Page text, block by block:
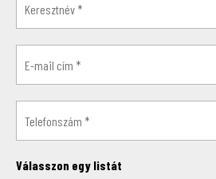
Válasszon egy listát